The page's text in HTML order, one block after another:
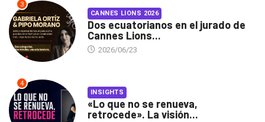
3
CANNES LIONS 2026
Dos ecuatorianos en el jurado de
Cannes Lions...
2026/06/23
4
INSIGHTS
«Lo que no se renueva,
retrocede». La visión...